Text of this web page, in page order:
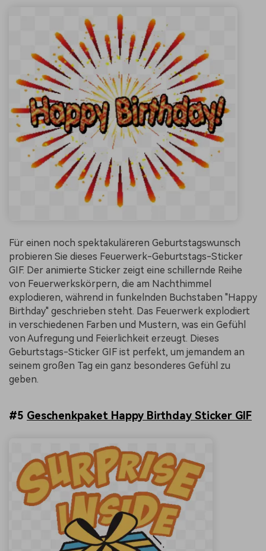
Für einen noch spektakuläreren Geburtstagswunsch
probieren Sie dieses Feuerwerk-Geburtstags-Sticker
GIF. Der animierte Sticker zeigt eine schillernde Reihe
von Feuerwerkskörpern, die am Nachthimmel
explodieren, während in funkelnden Buchstaben "Happy
Birthday" geschrieben steht. Das Feuerwerk explodiert
in verschiedenen Farben und Mustern, was ein Gefühl
von Aufregung und Feierlichkeit erzeugt. Dieses
Geburtstags-Sticker GIF ist perfekt, um jemandem an
seinem großen Tag ein ganz besonderes Gefühl zu
geben.
#5 Geschenkpaket Happy Birthday Sticker GIF